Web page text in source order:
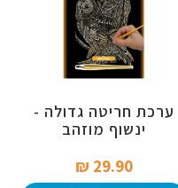
ערכת חריטה גדולה -
ינשוף מוזהב
29.90 ₪‎